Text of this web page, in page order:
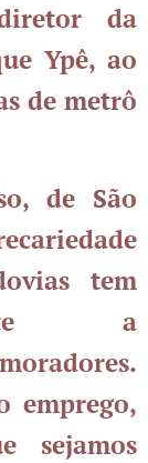
da
Ypê, ao
de metrô
de São
tem
a
emprego,
sejamos